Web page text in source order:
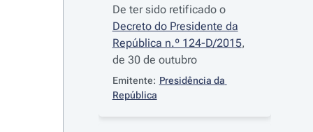
De ter sido retificado o
Decreto do Presidente da
República n.º 124-D/2015,
de 30 de outubro
Emitente: Presidência da
República